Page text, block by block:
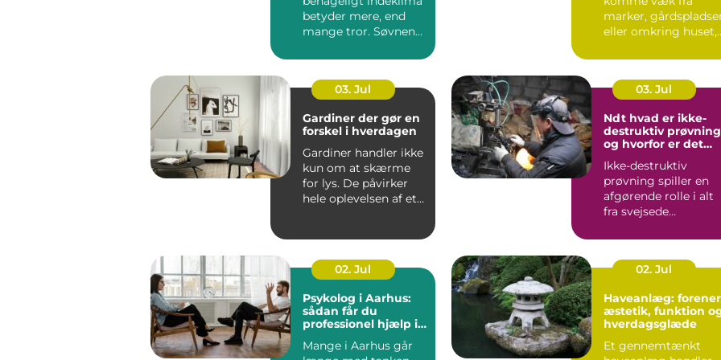
betyder mere, end
mange tror. Søvnen
koncentratione...
marker,
eller omkring huset,
dy...
03. Jul
Gardiner der gør en
forskel i hverdagen
Gardiner handler ikke
kun om at skærme
for lys. De påvirker
hele oplevelsen af et
03. Jul
Ndt hvad er ikke-
destruktiv
og hvorfor er det
Ikke-destruktiv
prøvning spiller en
afgørende rolle i alt
fra svejsede
rørledninge...
02. Jul
Psykolog i Aarhus:
sådan får du
professionel hjælp i
Mange i Aarhus går
02. Jul
Haveanlæg: forener
æstetik, funktion
hverdagsglæde
Et gennemtænkt